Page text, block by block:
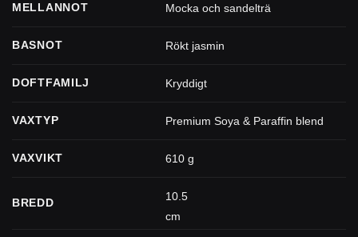
MELLANNOT Mocka och sandelträ
BASNOT Rökt jasmin
DOFTFAMILJ Kryddigt
VAXTYP Premium Soya & Paraffin blend
VAXVIKT 610 g
BREDD
10.5
cm